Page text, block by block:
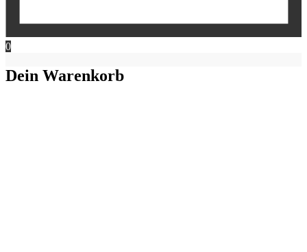
0
Dein Warenkorb